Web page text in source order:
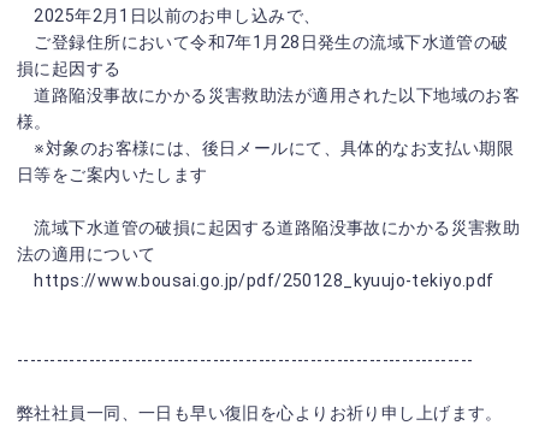
2025年2月1日以前のお申し込みで、
ご登録住所において令和7年1月28日発生の流域下水道管の破
損に起因する
道路陥没事故にかかる災害救助法が適用された以下地域のお客
様。
※対象のお客様には、後日メールにて、具体的なお支払い期限
日等をご案内いたします
流域下水道管の破損に起因する道路陥没事故にかかる災害救助
法の適用について
https://www.bousai.go.jp/pdf/250128_kyuujo-tekiyo.pdf
----------------------------------------------------------------------
弊社社員一同、一日も早い復旧を心よりお祈り申し上げます。